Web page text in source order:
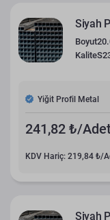
Siyah
Boyut
Kalite
Yiğit Profil Metal
241,82 ₺/Adet
KDV Hariç: 219,84 ₺/
Siyah